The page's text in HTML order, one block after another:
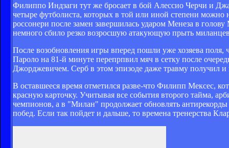
Филиппо Индзаги тут же бросает в бой Алессио Черчи и
четыре футболиста, которых в той или иной степени можно
россонери после замен завершилась ударом Менеза в
немного сбило резко возросшую атакующую прыть
После возобновления игры вперед пошли уже хозяева поля,
Пароло на 81-й минуте перепрпвил мяч в сетку после
Джорджевичем. Серб в этом эпизоде даже травму получил и
В оставшееся время отметился разве-что Филипп Мексес,
красную карточку. Учитывая все события второго тайма,
чемпионов, а в "Милан" продолжает обновлять
побед. Если так пойдет и дальше, то времена тренерства